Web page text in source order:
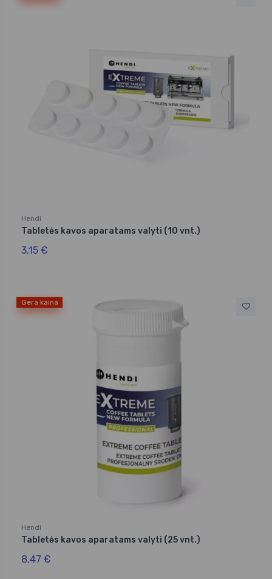
Hendi
Tabletės kavos aparatams valyti (10 vnt.)
3,15 €
Gera kaina
Hendi
Tabletės kavos aparatams valyti (25 vnt.)
8,47 €